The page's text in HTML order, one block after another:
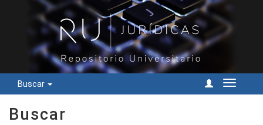
Buscar
Cambiar
Buscar